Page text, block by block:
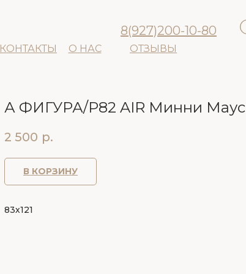
КОНТАКТЫ О НАС ОТЗЫВЫ
8(927)200-10-80
А ФИГУРА/P82 AIR Минни Маус
2 500 р.
В КОРЗИНУ
83х121